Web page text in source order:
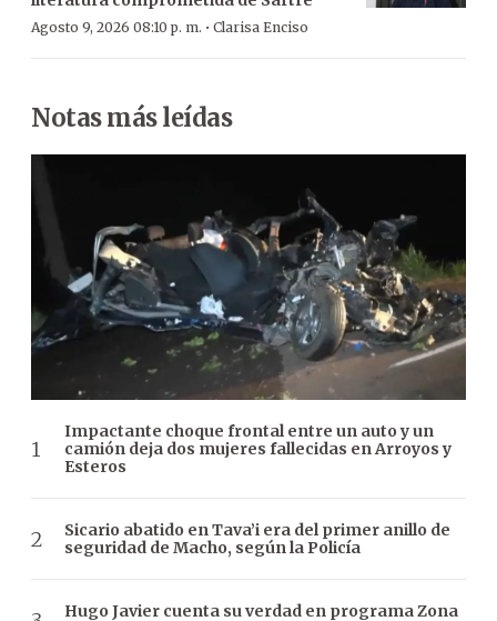
Agosto 9, 2026 08:10 p. m. · Clarisa Enciso
Notas más leídas
Impactante choque frontal entre un auto y un
camión deja dos mujeres fallecidas en Arroyos y
Esteros
Sicario abatido en Tava’i era del primer anillo de
seguridad de Macho, según la Policía
Hugo Javier cuenta su verdad en programa Zona